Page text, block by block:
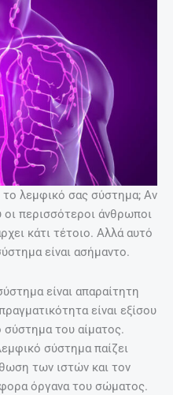
το λεμφικό σας σύστημα; Αν
περισσότεροι άνθρωποι
κάτι τέτοιο. Αλλά αυτό
είναι ασήμαντο.
είναι απαραίτητη
είναι εξίσου
του αίματος.
σύστημα παίζει
των ιστών και τον
όργανα του σώματος.